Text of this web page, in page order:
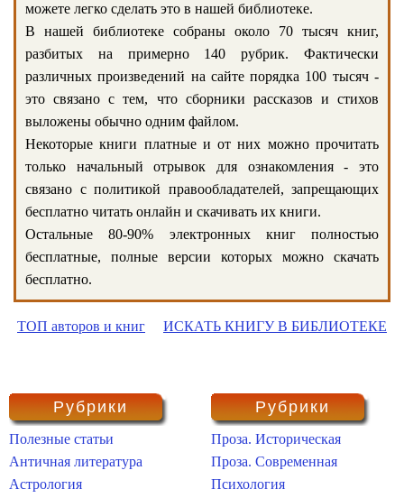
можете легко сделать это в нашей библиотеке.
В нашей библиотеке собраны около 70 тысяч книг,
разбитых на примерно 140 рубрик. Фактически
различных произведений на сайте порядка 100 тысяч -
это связано с тем, что сборники рассказов и стихов
выложены обычно одним файлом.
Некоторые книги платные и от них можно прочитать
только начальный отрывок для ознакомления - это
связано с политикой правообладателей, запрещающих
бесплатно читать онлайн и скачивать их книги.
Остальные 80-90% электронных книг полностью
бесплатные, полные версии которых можно скачать
бесплатно.
ТОП авторов и книг ИСКАТЬ КНИГУ В БИБЛИОТЕКЕ
Рубрики
Полезные статьи
Античная литература
Астрология
Рубрики
Проза. Историческая
Проза. Современная
Психология